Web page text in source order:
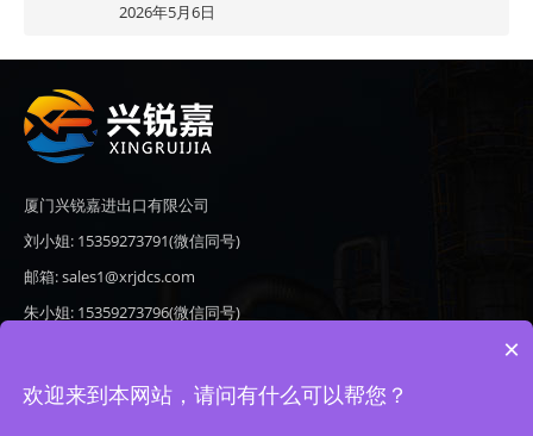
2026年5月6日
厦门兴锐嘉进出口有限公司
刘小姐: 15359273791(微信同号)
邮箱: sales1@xrjdcs.com
朱小姐: 15359273796(微信同号)
地址: 厦门市翔安区新澳路510号海峡现代城A座6楼609
×
欢迎来到本网站，请问有什么可以帮您？